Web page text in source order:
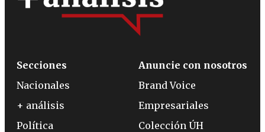
Secciones
Nacionales
+ análisis
Política
Anuncie con nosotros
Brand Voice
Empresariales
Colección ÚH